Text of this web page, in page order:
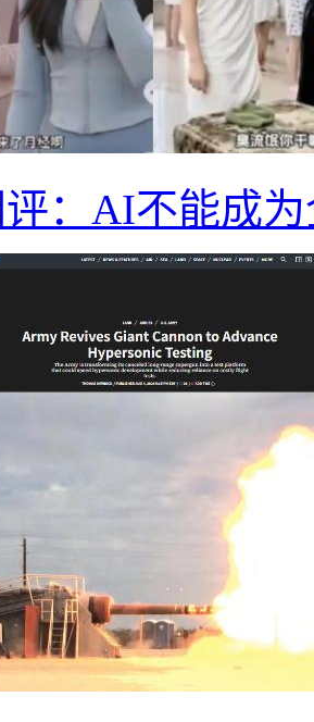
：AI不能成